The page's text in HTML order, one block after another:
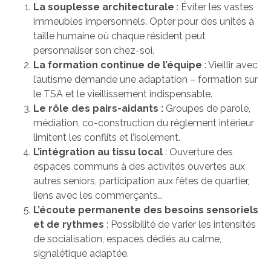
La souplesse architecturale : Éviter les vastes
immeubles impersonnels. Opter pour des unités à
taille humaine où chaque résident peut
personnaliser son chez-soi.
La formation continue de l’équipe : Vieillir avec
l’autisme demande une adaptation – formation sur
le TSA et le vieillissement indispensable.
Le rôle des pairs-aidants : Groupes de parole,
médiation, co-construction du règlement intérieur
limitent les conflits et l’isolement.
L’intégration au tissu local : Ouverture des
espaces communs à des activités ouvertes aux
autres seniors, participation aux fêtes de quartier,
liens avec les commerçants…
L’écoute permanente des besoins sensoriels
et de rythmes : Possibilité de varier les intensités
de socialisation, espaces dédiés au calme,
signalétique adaptée.